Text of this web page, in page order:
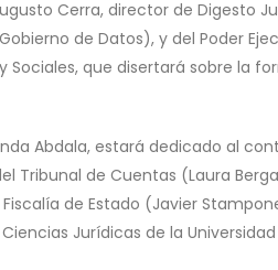
Cerra, director de Digesto
de Datos), y del Poder
Sociales, que disertará sobre la
Abdala, estará dedicado al
Tribunal de Cuentas (Laura
de Estado (Javier
Jurídicas de la